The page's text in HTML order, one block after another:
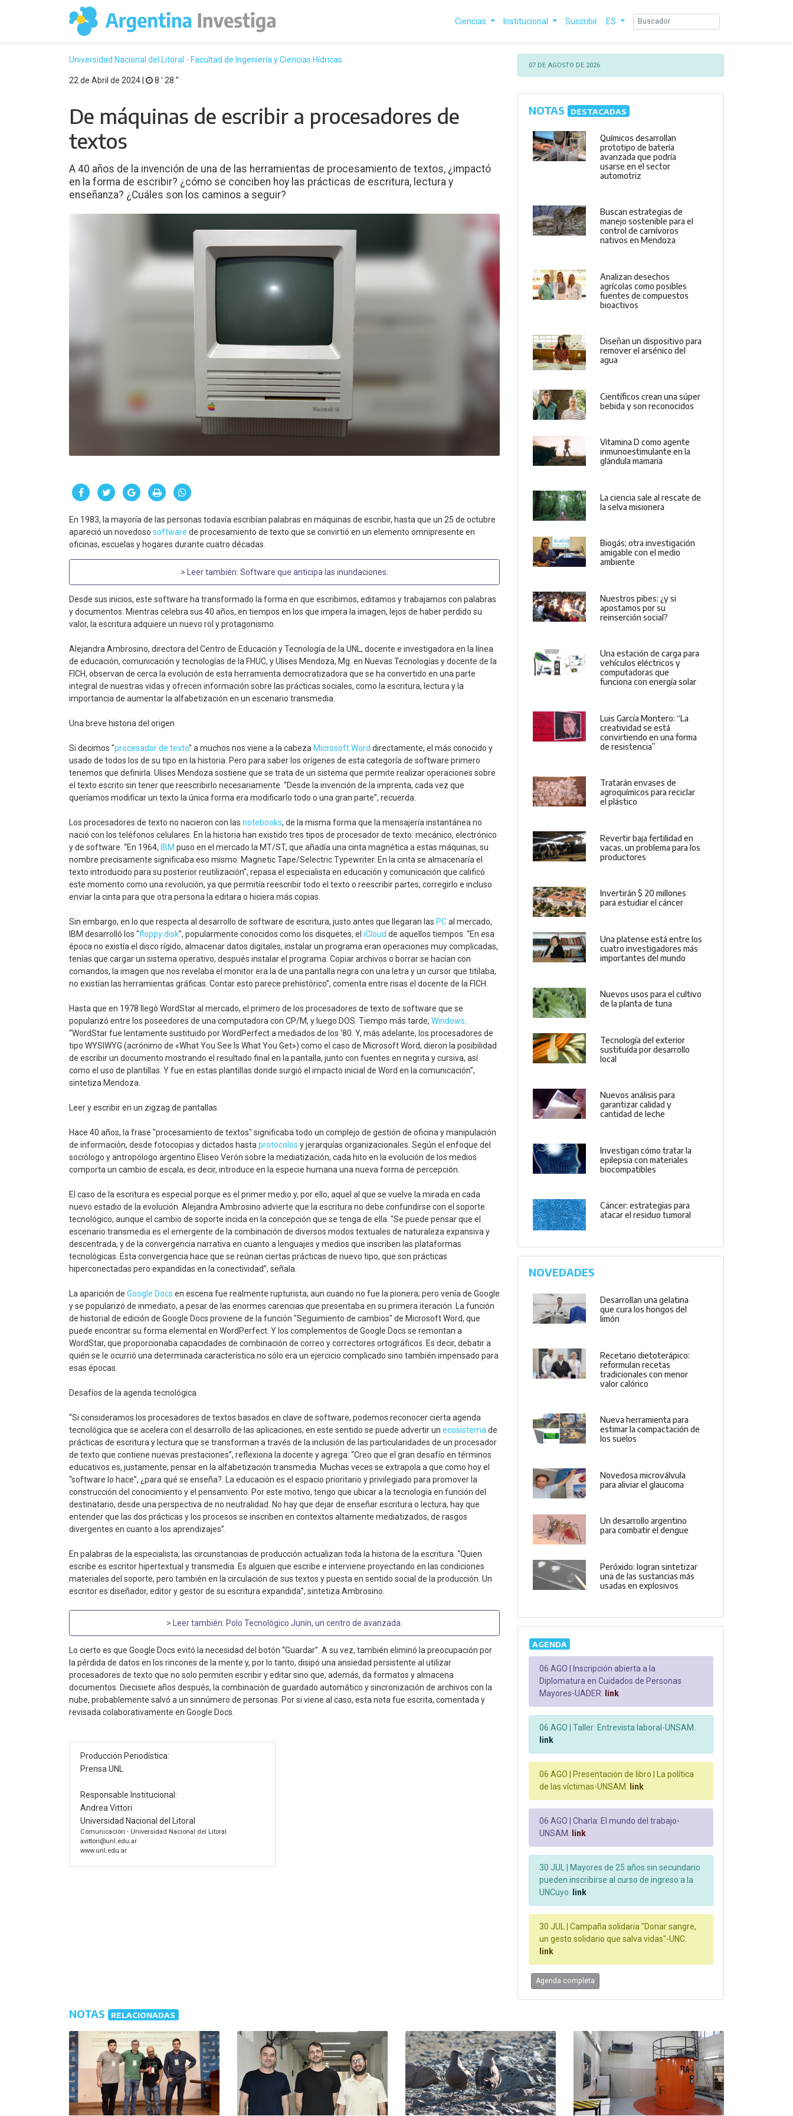
Ciencias Institucional Suscribir ES
Universidad Nacional del Litoral - Facultad de Ingeniería y Ciencias Hídricas
22 de Abril de 2024 | 8 ′ 28 ′′
De máquinas de escribir a procesadores de
textos
A 40 años de la invención de una de las herramientas de procesamiento de textos, ¿impactó
en la forma de escribir? ¿cómo se conciben hoy las prácticas de escritura, lectura y
enseñanza? ¿Cuáles son los caminos a seguir?
En 1983, la mayoría de las personas todavía escribían palabras en máquinas de escribir, hasta que un 25 de octubre
apareció un novedoso software de procesamiento de texto que se convirtió en un elemento omnipresente en
oficinas, escuelas y hogares durante cuatro décadas.
> Leer también: Software que anticipa las inundaciones
Desde sus inicios, este software ha transformado la forma en que escribimos, editamos y trabajamos con palabras
y documentos. Mientras celebra sus 40 años, en tiempos en los que impera la imagen, lejos de haber perdido su
valor, la escritura adquiere un nuevo rol y protagonismo.
Alejandra Ambrosino, directora del Centro de Educación y Tecnología de la UNL, docente e investigadora en la línea
de educación, comunicación y tecnologías de la FHUC, y Ulises Mendoza, Mg. en Nuevas Tecnologías y docente de la
FICH, observan de cerca la evolución de esta herramienta democratizadora que se ha convertido en una parte
integral de nuestras vidas y ofrecen información sobre las prácticas sociales, como la escritura, lectura y la
importancia de aumentar la alfabetización en un escenario transmedia.
Una breve historia del origen
Si decimos "procesador de texto" a muchos nos viene a la cabeza Microsoft Word directamente, el más conocido y
usado de todos los de su tipo en la historia. Pero para saber los orígenes de esta categoría de software primero
tenemos que definirla. Ulises Mendoza sostiene que se trata de un sistema que permite realizar operaciones sobre
el texto escrito sin tener que reescribirlo necesariamente. “Desde la invención de la imprenta, cada vez que
queríamos modificar un texto la única forma era modificarlo todo o una gran parte”, recuerda.
Los procesadores de texto no nacieron con las notebooks, de la misma forma que la mensajería instantánea no
nació con los teléfonos celulares. En la historia han existido tres tipos de procesador de texto: mecánico, electrónico
y de software. “En 1964, IBM puso en el mercado la MT/ST, que añadía una cinta magnética a estas máquinas, su
nombre precisamente significaba eso mismo: Magnetic Tape/Selectric Typewriter. En la cinta se almacenaría el
texto introducido para su posterior reutilización”, repasa el especialista en educación y comunicación que calificó
este momento como una revolución, ya que permitía reescribir todo el texto o reescribir partes, corregirlo e incluso
enviar la cinta para que otra persona la editara o hiciera más copias.
Sin embargo, en lo que respecta al desarrollo de software de escritura, justo antes que llegaran las PCal mercado,
IBM desarrolló los "floppy disk", popularmente conocidos como los disquetes, el iCloud de aquellos tiempos. “En esa
época no existía el disco rígido, almacenar datos digitales, instalar un programa eran operaciones muy complicadas,
tenías que cargar un sistema operativo, después instalar el programa. Copiar archivos o borrar se hacían con
comandos, la imagen que nos revelaba el monitor era la de una pantalla negra con una letra y un cursor que titilaba,
no existían las herramientas gráficas. Contar esto parece prehistórico”, comenta entre risas el docente de la FICH.
Hasta que en 1978 llegó WordStar al mercado, el primero de los procesadores de texto de software que se
popularizó entre los poseedores de una computadora con CP/M, y luego DOS. Tiempo más tarde, Windows.
“WordStar fue lentamente sustituido por WordPerfect a mediados de los '80. Y, más adelante, los procesadores de
tipo WYSIWYG (acrónimo de «What You See Is What You Get») como el caso de Microsoft Word, dieron la posibilidad
de escribir un documento mostrando el resultado final en la pantalla, junto con fuentes en negrita y cursiva, así
como el uso de plantillas. Y fue en estas plantillas donde surgió el impacto inicial de Word en la comunicación”,
sintetiza Mendoza.
Leer y escribir en un zigzag de pantallas
Hace 40 años, la frase "procesamiento de textos" significaba todo un complejo de gestión de oficina y manipulación
de información, desde fotocopias y dictados hastaprotocolos y jerarquías organizacionales. Según el enfoque del
sociólogo y antropólogo argentino Eliseo Verón sobre la mediatización, cada hito en la evolución de los medios
comporta un cambio de escala, es decir, introduce en la especie humana una nueva forma de percepción.
El caso de la escritura es especial porque es el primer medio y, por ello, aquel al que se vuelve la mirada en cada
nuevo estadio de la evolución. Alejandra Ambrosino advierte que la escritura no debe confundirse con el soporte
tecnológico, aunque el cambio de soporte incida en la concepción que se tenga de ella. “Se puede pensar que el
escenario transmedia es el emergente de la combinación de diversos modos textuales de naturaleza expansiva y
descentrada, y de la convergencia narrativa en cuanto a lenguajes y medios que inscriben las plataformas
tecnológicas. Esta convergencia hace que se reúnan ciertas prácticas de nuevo tipo, que son prácticas
hiperconectadas pero expandidas en la conectividad”, señala.
La aparición de Google Docs en escena fue realmente rupturista, aun cuando no fue la pionera; pero venía de Google
y se popularizó de inmediato, a pesar de las enormes carencias que presentaba en su primera iteración. La función
de historial de edición de Google Docs proviene de la función "Seguimiento de cambios" de Microsoft Word, que
puede encontrar su forma elemental en WordPerfect. Y los complementos de Google Docs se remontan a
WordStar, que proporcionaba capacidades de combinación de correo y correctores ortográficos. Es decir, debatir a
quién se le ocurrió una determinada característica no sólo era un ejercicio complicado sino también impensado para
esas épocas.
Desafíos de la agenda tecnológica
“Si consideramos los procesadores de textos basados en clave de software, podemos reconocer cierta agenda
tecnológica que se acelera con el desarrollo de las aplicaciones; en este sentido se puede advertir un ecosistemade
prácticas de escritura y lectura que se transforman a través de la inclusión de las particularidades de un procesador
de texto que contiene nuevas prestaciones”, reflexiona la docente y agrega: “Creo que el gran desafío en términos
educativos es, justamente, pensar en la alfabetización transmedia. Muchas veces se extrapola a que como hoy el
“software lo hace”, ¿para qué se enseña?. La educación es el espacio prioritario y privilegiado para promover la
construcción del conocimiento y el pensamiento. Por este motivo, tengo que ubicar a la tecnología en función del
destinatario, desde una perspectiva de no neutralidad. No hay que dejar de enseñar escritura o lectura, hay que
entender que las dos prácticas y los procesos se inscriben en contextos altamente mediatizados, de rasgos
divergentes en cuanto a los aprendizajes”.
En palabras de la especialista, las circunstancias de producción actualizan toda la historia de la escritura. “Quien
escribe es escritor hipertextual y transmedia. Es alguien que escribe e interviene proyectando en las condiciones
materiales del soporte, pero también en la circulación de sus textos y puesta en sentido social de la producción. Un
escritor es diseñador, editor y gestor de su escritura expandida”, sintetiza Ambrosino.
> Leer también: Polo Tecnológico Junín, un centro de avanzada
Lo cierto es que Google Docs evitó la necesidad del botón “Guardar”. A su vez, también eliminó la preocupación por
la pérdida de datos en los rincones de la mente y, por lo tanto, disipó una ansiedad persistente al utilizar
procesadores de texto que no solo permiten escribir y editar sino que, además, da formatos y almacena
documentos. Diecisiete años después, la combinación de guardado automático y sincronización de archivos con la
nube, probablemente salvó a un sinnúmero de personas. Por si viene al caso, esta nota fue escrita, comentada y
revisada colaborativamente en Google Docs.
Producción Periodística:
Prensa UNL
Responsable Institucional:
Andrea Vittori
Universidad Nacional del Litoral
Comunicación - Universidad Nacional del Litoral
avittori@unl.edu.ar
www.unl.edu.ar
07 DE AGOSTO DE 2026
NOTAS DESTACADAS
Químicos desarrollan
prototipo de batería
avanzada que podría
usarse en el sector
automotriz
Buscan estrategias de
manejo sostenible para el
control de carnívoros
nativos en Mendoza
Analizan desechos
agrícolas como posibles
fuentes de compuestos
bioactivos
Diseñan un dispositivo para
remover el arsénico del
agua
Científicos crean una súper
bebida y son reconocidos
Vitamina D como agente
inmunoestimulante en la
glándula mamaria
La ciencia sale al rescate de
la selva misionera
Biogás; otra investigación
amigable con el medio
ambiente
Nuestros pibes: ¿y si
apostamos por su
reinserción social?
Una estación de carga para
vehículos eléctricos y
computadoras que
funciona con energía solar
Luis García Montero: “La
creatividad se está
convirtiendo en una forma
de resistencia”
Tratarán envases de
agroquímicos para reciclar
el plástico
Revertir baja fertilidad en
vacas, un problema para los
productores
Invertirán $ 20 millones
para estudiar el cáncer
Una platense está entre los
cuatro investigadores más
importantes del mundo
Nuevos usos para el cultivo
de la planta de tuna
Tecnología del exterior
sustituída por desarrollo
local
Nuevos análisis para
garantizar calidad y
cantidad de leche
Investigan cómo tratar la
epilepsia con materiales
biocompatibles
Cáncer: estrategias para
atacar el residuo tumoral
NOVEDADES
Desarrollan una gelatina
que cura los hongos del
limón
Recetario dietoterápico:
reformulan recetas
tradicionales con menor
valor calórico
Nueva herramienta para
estimar la compactación de
los suelos
Novedosa microválvula
para aliviar el glaucoma
Un desarrollo argentino
para combatir el dengue
Peróxido: logran sintetizar
una de las sustancias más
usadas en explosivos
AGENDA
06 AGO |
Inscripción abierta a la
Diplomatura en Cuidados de Personas
Mayores-UADER.
link
06 AGO |
Taller: Entrevista laboral-UNSAM.
link
06 AGO |
Presentación de libro | La política
de las víctimas-UNSAM.
link
06 AGO |
Charla: El mundo del trabajo-
UNSAM.
link
30 JUL |
Mayores de 25 años sin secundario
pueden inscribirse al curso de ingreso a la
UNCuyo.
link
30 JUL |
Campaña solidaria "Donar sangre,
un gesto solidario que salva vidas"-UNC.
link
Agenda completa
NOTAS RELACIONADAS